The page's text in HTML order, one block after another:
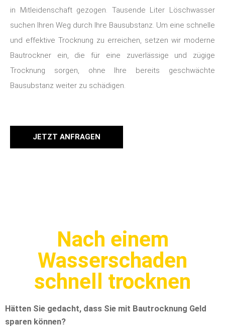
in Mitleidenschaft gezogen. Tausende Liter Löschwasser
suchen Ihren Weg durch Ihre Bausubstanz. Um eine schnelle
und effektive Trocknung zu erreichen, setzen wir moderne
Bautrockner ein, die für eine zuverlässige und zügige
Trocknung sorgen, ohne Ihre bereits geschwächte
Bausubstanz weiter zu schädigen.
JETZT ANFRAGEN
Nach einem
Wasserschaden
schnell trocknen
Hätten Sie gedacht, dass Sie mit Bautrocknung Geld
sparen können?